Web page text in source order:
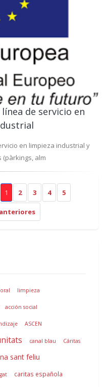
de servicio en
en limpieza industrial y
alm
1 2 3 4 5
limpieza
acción social
ASCEN
canal blau Cáritas
sant feliu
caritas española